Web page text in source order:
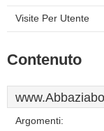
Visite Per Utente
Contenuto
Argomenti: